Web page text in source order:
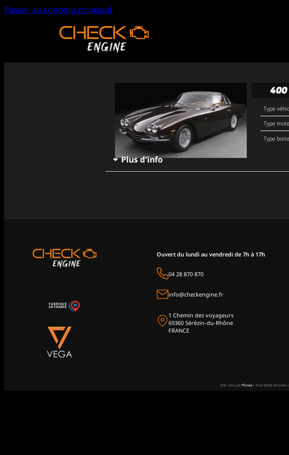
Passer au contenu principal
400
Type
Type
Type boite
Plus d'info
Ouvert du lundi au vendredi de 7h à 17h
04 28 870 870
info@checkengine.fr
1 Chemin des voyageurs
69360 Sérézin-du-Rhône
FRANCE
Site créé par Pilowa | Tout droits réservés |